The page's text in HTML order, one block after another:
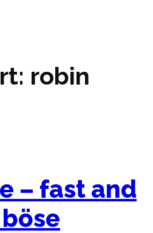
robin
– fast and